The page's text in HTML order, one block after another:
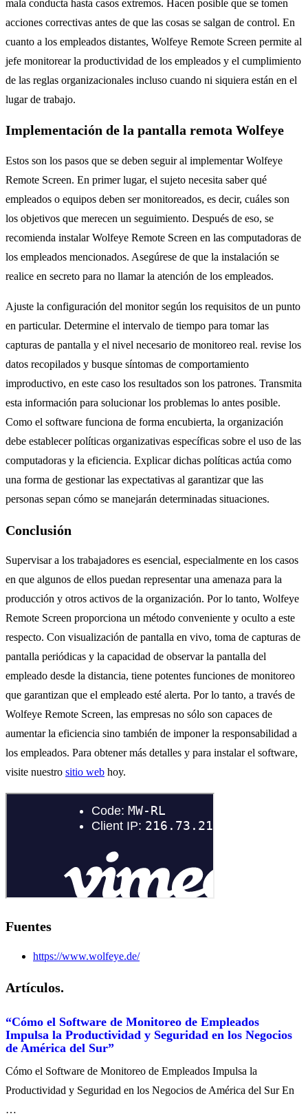
mala conducta hasta casos extremos. Hacen posible que se tomen
acciones correctivas antes de que las cosas se salgan de control. En
cuanto a los empleados distantes, Wolfeye Remote Screen permite al
jefe monitorear la productividad de los empleados y el cumplimiento
de las reglas organizacionales incluso cuando ni siquiera están en el
lugar de trabajo.
Implementación de la pantalla remota Wolfeye
Estos son los pasos que se deben seguir al implementar Wolfeye
Remote Screen. En primer lugar, el sujeto necesita saber qué
empleados o equipos deben ser monitoreados, es decir, cuáles son
los objetivos que merecen un seguimiento. Después de eso, se
recomienda instalar Wolfeye Remote Screen en las computadoras de
los empleados mencionados. Asegúrese de que la instalación se
realice en secreto para no llamar la atención de los empleados.
Ajuste la configuración del monitor según los requisitos de un punto
en particular. Determine el intervalo de tiempo para tomar las
capturas de pantalla y el nivel necesario de monitoreo real. revise los
datos recopilados y busque síntomas de comportamiento
improductivo, en este caso los resultados son los patrones. Transmita
esta información para solucionar los problemas lo antes posible.
Como el software funciona de forma encubierta, la organización
debe establecer políticas organizativas específicas sobre el uso de las
computadoras y la eficiencia. Explicar dichas políticas actúa como
una forma de gestionar las expectativas al garantizar que las
personas sepan cómo se manejarán determinadas situaciones.
Conclusión
Supervisar a los trabajadores es esencial, especialmente en los casos
en que algunos de ellos puedan representar una amenaza para la
producción y otros activos de la organización. Por lo tanto, Wolfeye
Remote Screen proporciona un método conveniente y oculto a este
respecto. Con visualización de pantalla en vivo, toma de capturas de
pantalla periódicas y la capacidad de observar la pantalla del
empleado desde la distancia, tiene potentes funciones de monitoreo
que garantizan que el empleado esté alerta. Por lo tanto, a través de
Wolfeye Remote Screen, las empresas no sólo son capaces de
aumentar la eficiencia sino también de imponer la responsabilidad a
los empleados. Para obtener más detalles y para instalar el software,
visite nuestro sitio web hoy.
Fuentes
https://www.wolfeye.de/
Artículos.
“Cómo el Software de Monitoreo de Empleados
Impulsa la Productividad y Seguridad en los Negocios
de América del Sur”
Cómo el Software de Monitoreo de Empleados Impulsa la
Productividad y Seguridad en los Negocios de América del Sur En
…